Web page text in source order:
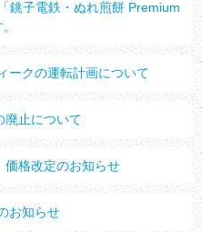
銚子電鉄・ぬれ煎餅 Premium
ークの運転計画について
廃止について
価格改定のお知らせ
お知らせ